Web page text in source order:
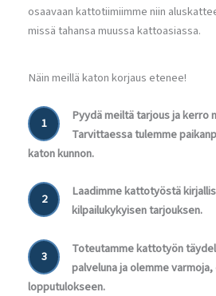
osaavaan kattotiimiimme niin
missä tahansa muussa kattoasiassa.
Näin meillä katon korjaus etenee!
1
Pyydä meiltä tarjous ja kerro
Tarvittaessa tulemme
katon kunnon.
2
Laadimme kattotyöstä
kilpailukykyisen tarjouksen.
3
Toteutamme kattotyön
palveluna ja olemme
lopputulokseen.